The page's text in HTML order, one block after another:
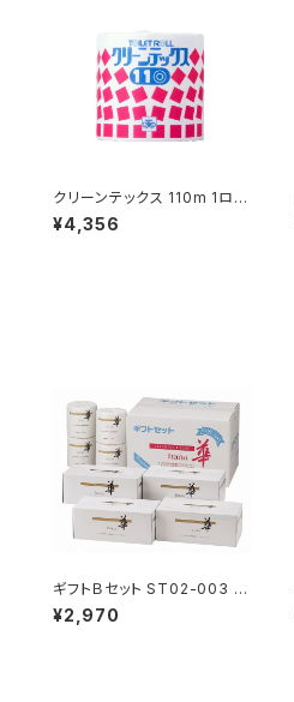
クリーンテックス 110m 1ロー
ル 45入 (232260)
¥4,356
ギフトＢセット ST02-003 (2
70050)
¥2,970